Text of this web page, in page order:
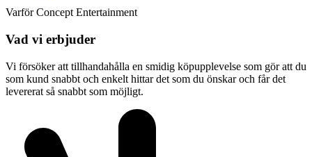
Varför Concept Entertainment
Vad vi erbjuder
Vi försöker att tillhandahålla en smidig köpupplevelse som gör att du
som kund snabbt och enkelt hittar det som du önskar och får det
levererat så snabbt som möjligt.